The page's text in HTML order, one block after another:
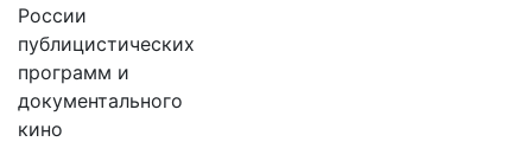
России
публицистических
программ и
документального
кино